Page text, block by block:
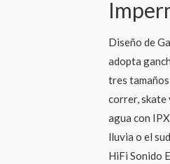
Diseño de
adopta
tres
correr, skate
agua con
lluvia o el
HiFi Sonido